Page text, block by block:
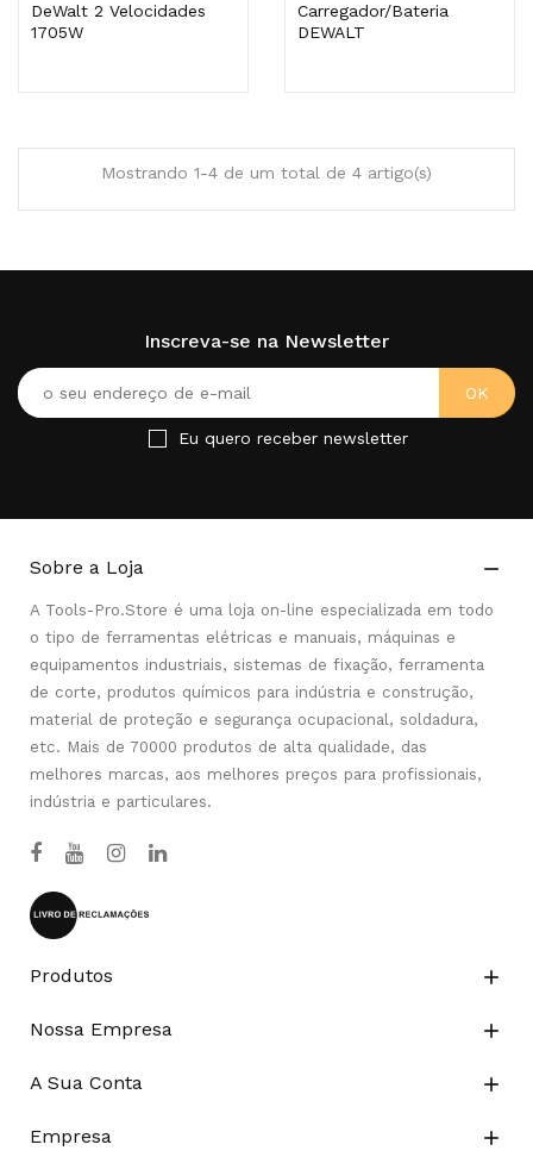
DeWalt 2 Velocidades
1705W
Carregador/Bateria
DEWALT
Mostrando 1-4 de um total de 4 artigo(s)
Inscreva-se na Newsletter
Eu quero receber newsletter
Sobre a Loja 
A Tools-Pro.Store é uma loja on-line especializada em todo
o tipo de ferramentas elétricas e manuais, máquinas e
equipamentos industriais, sistemas de fixação, ferramenta
de corte, produtos químicos para indústria e construção,
material de proteção e segurança ocupacional, soldadura,
etc. Mais de 70000 produtos de alta qualidade, das
melhores marcas, aos melhores preços para profissionais,
indústria e particulares.
Produtos 
Nossa Empresa 
A Sua Conta 
Empresa 